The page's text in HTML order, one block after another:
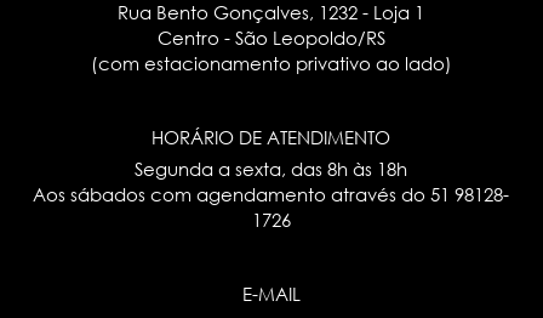
Rua Bento Gonçalves, 1232 - Loja 1
Centro - São Leopoldo/RS
(com estacionamento privativo ao lado)
HORÁRIO DE ATENDIMENTO
Segunda a sexta, das 8h às 18h
Aos sábados com agendamento através do51 98128-
1726
E-MAIL